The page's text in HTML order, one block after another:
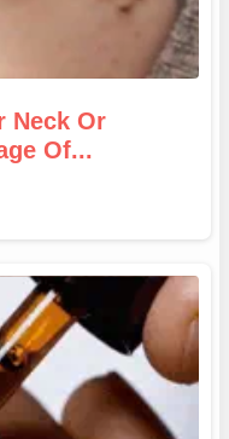
Neck Or
Of...